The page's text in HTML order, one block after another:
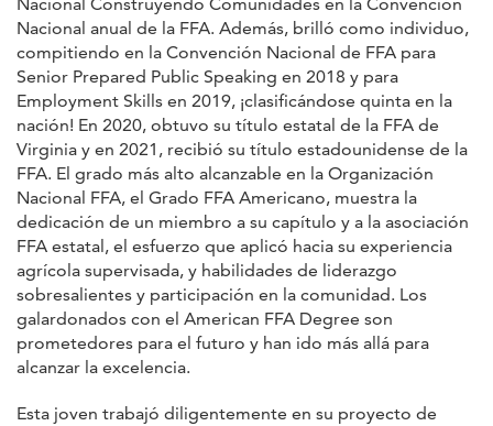
Nacional anual de la FFA. Además, brilló como individuo,
compitiendo en la Convención Nacional de FFA para
Senior Prepared Public Speaking en 2018 y para
Employment Skills en 2019, ¡clasificándose quinta en la
nación! En 2020, obtuvo su título estatal de la FFA de
Virginia y en 2021, recibió su título estadounidense de la
FFA. El grado más alto alcanzable en la Organización
Nacional FFA, el Grado FFA Americano, muestra la
dedicación de un miembro a su capítulo y a la asociación
FFA estatal, el esfuerzo que aplicó hacia su experiencia
agrícola supervisada, y habilidades de liderazgo
sobresalientes y participación en la comunidad. Los
galardonados con el American FFA Degree son
prometedores para el futuro y han ido más allá para
alcanzar la excelencia.
Esta joven trabajó diligentemente en su proyecto de